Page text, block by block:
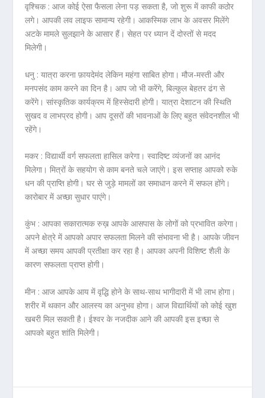
वृश्चिक : आज कोई ऐसा फैसला लेना पड़ सकता है, जो शुरू में काफी कठोर
लगे। आपकी लव लाइफ सामान्य रहेगी। आकस्मिक लाभ के अवसर मिलेंगे
अटके मामले सुलझाने के आसार हैं। सेहत पर ध्यान दें दोस्तों से मदद
मिलेगी।
धनु : यात्रा करना फ़ायदेमंद लेकिन महंगा साबित होगा। मौज-मस्ती और
मनपसंद काम करने का दिन है। आप जो भी करेंगे, बिल्कुल बेहतर ढंग से
करेंगे। सांस्कृतिक कार्यक्रम में हिस्सेदारी होगी। यात्रा देशाटन की स्थिति
सुखद व लाभप्रद होगी। आप दूसरों की भावनाओं के लिए बहुत संवेदनशील भी
रहेंगे।
मकर : विद्यार्थी वर्ग सफलता हासिल करेगा। स्वादिष्ट व्यंजनों का आनंद
मिलेगा। मित्रों के सहयोग से काम बनते चले जाएंगे। इस सप्ताह आपको रुके
धन की प्राप्ति होगी। घर से जुड़े मामलों का समाधान करने में सफल होंगे।
कारोबार में अच्छा सुधार पाएंगे।
कुंभ : आपका सकारात्मक रुख़ आपके आसपास के लोगों को प्रभावित करेगा।
अपने क्षेत्रे में आपको अपार सफलता मिलने की संभावना भी है। आपके जीवन
में अच्छा समय आपकी प्रतीक्षा कर रहा है। आपका अपनी विशिष्ट शैली के
कारण सफलता प्राप्त होगी।
मीन : आज आपके आय में वृद्धि होने के साथ-साथ भागीदारी में भी लाभ होगा।
शरीर में थकान और आलस्य का अनुभव होगा। आज विद्यार्थियों को कोई खुश
खबरी मिल सकती है। ईश्वर के नजदीक आने की आपकी इस इच्छा से
आपको बहुत शांति मिलेगी।